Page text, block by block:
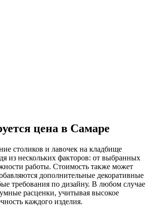
цена в Самаре
столиков и лавочек на кладбище
из нескольких факторов: от выбранных
работы. Стоимость также может
дополнительные декоративные
требования по дизайну. В любом случае
расценки, учитывая высокое
каждого изделия.